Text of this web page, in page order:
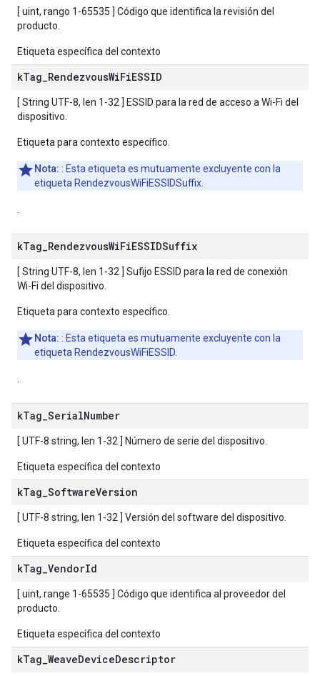
[ uint, rango 1-65535 ] Código que identifica la revisión del
producto.
Etiqueta específica del contexto
kTag RendezvousWiFiESSID
[ String UTF-8, len 1-32 ] ESSID para la red de acceso a Wi-Fi del
dispositivo.
Etiqueta para contexto específico.
Nota: : Esta etiqueta es mutuamente excluyente con la
etiqueta RendezvousWiFiESSIDSuffix.
kTag RendezvousWiFiESSIDSuffix
[ String UTF-8, len 1-32 ] Sufijo ESSID para la red de conexión
Wi-Fi del dispositivo.
Etiqueta para contexto específico.
Nota: : Esta etiqueta es mutuamente excluyente con la
etiqueta RendezvousWiFiESSID.
kTag SerialNumber
[ UTF-8 string, len 1-32 ] Número de serie del dispositivo.
Etiqueta específica del contexto
kTag SoftwareVersion
[ UTF-8 string, len 1-32 ] Versión del software del dispositivo.
Etiqueta específica del contexto
kTag VendorId
[ uint, range 1-65535 ] Código que identifica al proveedor del
producto.
Etiqueta específica del contexto
kTag WeaveDeviceDescriptor